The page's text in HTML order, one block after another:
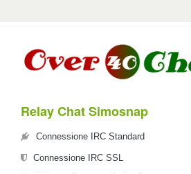
Relay Chat Simosnap
Connessione IRC Standard
Connessione IRC SSL